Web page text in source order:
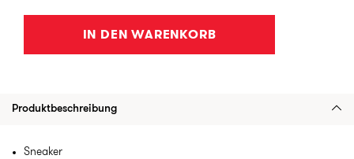
IN DEN WARENKORB
Produktbeschreibung
Sneaker